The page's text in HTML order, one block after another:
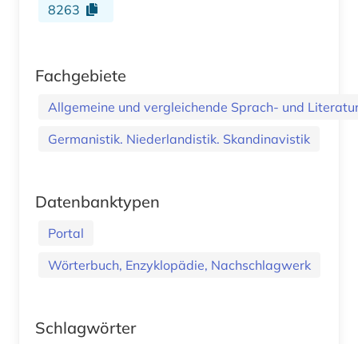
8263
Fachgebiete
Allgemeine und vergleichende Sprach- und
Germanistik. Niederlandistik. Skandinavistik
Datenbanktypen
Portal
Wörterbuch, Enzyklopädie, Nachschlagwerk
Schlagwörter